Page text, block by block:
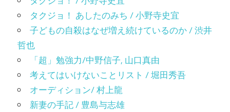
タクジョ！ あしたのみち / 小野寺史宜
子どもの自殺はなぜ増え続けているのか / 渋井
哲也
「超」勉強力/中野信子, 山口真由
考えてはいけないことリスト / 堀田秀吾
オーディション/ 村上龍
新妻の手記 / 豊島与志雄